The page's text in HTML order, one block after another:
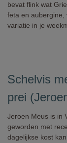
bevat flink wat
feta en aubergine,
variatie in je
Schelvis
prei
Jeroen Meus is in
geworden met
dagelijkse kost